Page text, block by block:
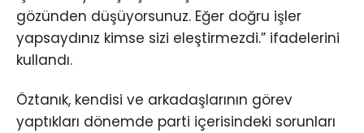
gözünden düşüyorsunuz. Eğer doğru işler
yapsaydınız kimse sizi eleştirmezdi.” ifadelerini
kullandı.
Öztanık, kendisi ve arkadaşlarının görev
yaptıkları dönemde parti içerisindeki sorunları